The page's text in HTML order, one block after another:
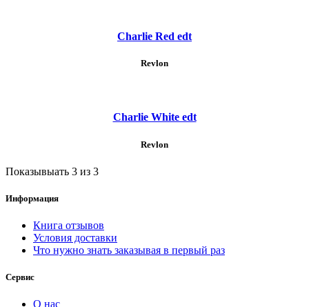
Charlie Red edt
Revlon
Charlie White edt
Revlon
Показывыать 3 из 3
Информация
Книга отзывов
Условия доставки
Что нужно знать заказывая в первый раз
Сервис
О нас